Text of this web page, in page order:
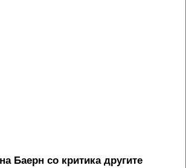
Баерн со критика другите